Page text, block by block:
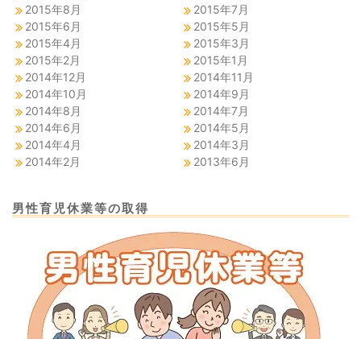
2015年8月
2015年7月
2015年6月
2015年5月
2015年4月
2015年3月
2015年2月
2015年1月
2014年12月
2014年11月
2014年10月
2014年9月
2014年8月
2014年7月
2014年6月
2014年5月
2014年4月
2014年3月
2014年2月
2013年6月
男性育児休業等の取得